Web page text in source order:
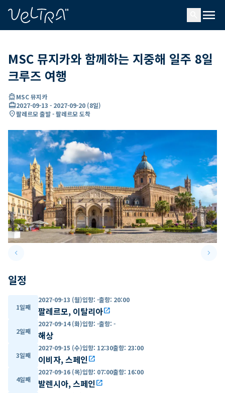
menu
MSC 뮤지카와 함께하는 지중해 일주 8일
크루즈 여행
directions_boatMSC 뮤지카
card_travel2027-09-13 - 2027-09-20 (8일)
location_on팔레르모 출발 - 팔레르모 도착
keyboard_arrow_leftPrevious slide keyboard_arrow_right
일정
1일째
2027-09-13 (월)입항: -출항: 20:00
팔레르모, 이탈리아open_in_new
2일째
2027-09-14 (화)입항: -출항: -
해상
3일째
2027-09-15 (수)입항: 12:30출항: 23:00
이비자, 스페인open_in_new
4일째
2027-09-16 (목)입항: 07:00출항: 16:00
발렌시아, 스페인open_in_new